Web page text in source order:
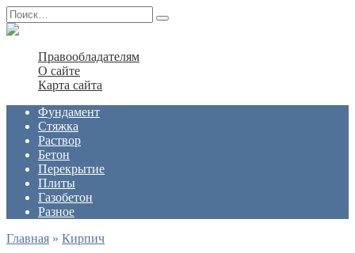
Перейти
к
Search
for:
Правообладателям
О сайте
Карта сайта
Фундамент
Стяжка
Раствор
Бетон
Перекрытие
Плиты
Газобетон
Разное
Главная » Кирпич